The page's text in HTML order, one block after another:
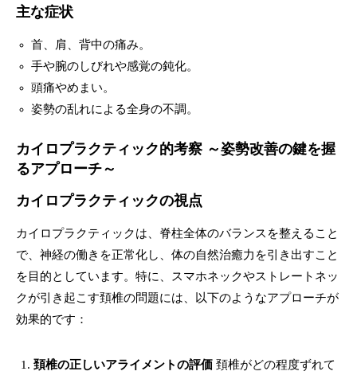
主な症状
首、肩、背中の痛み。
手や腕のしびれや感覚の鈍化。
頭痛やめまい。
姿勢の乱れによる全身の不調。
カイロプラクティック的考察 ～姿勢改善の鍵を握
るアプローチ～
カイロプラクティックの視点
カイロプラクティックは、脊柱全体のバランスを整えること
で、神経の働きを正常化し、体の自然治癒力を引き出すこと
を目的としています。特に、スマホネックやストレートネッ
クが引き起こす頚椎の問題には、以下のようなアプローチが
効果的です：
頚椎の正しいアライメントの評価 頚椎がどの程度ずれて